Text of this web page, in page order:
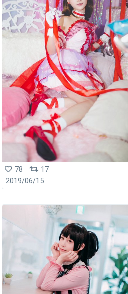
78
17
2019/06/15